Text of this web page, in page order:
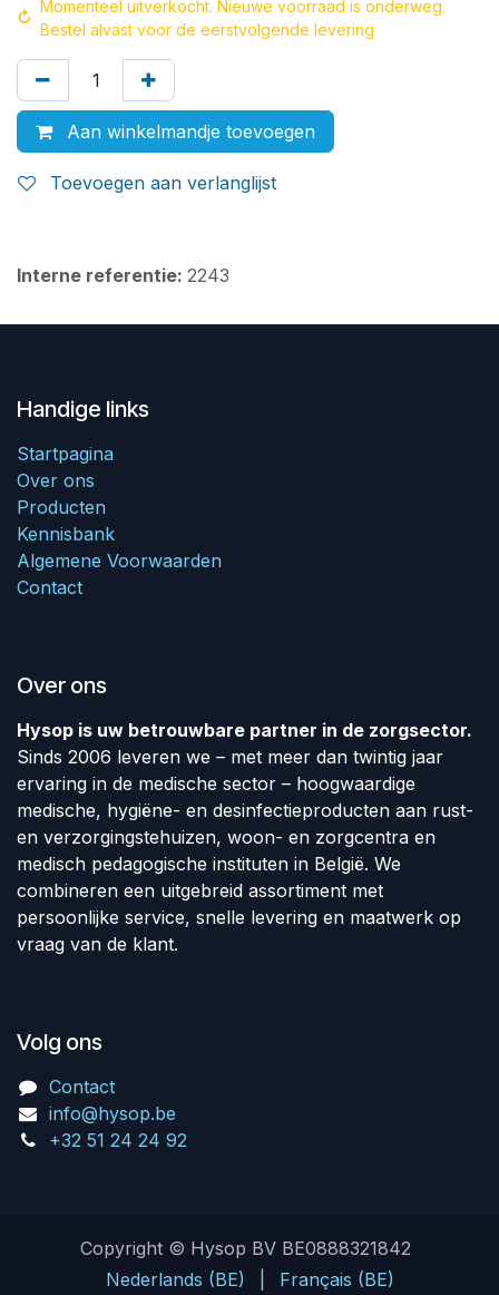
↻
Momenteel uitverkocht. Nieuwe voorraad is onderweg.
Bestel alvast voor de eerstvolgende levering
Aan winkelmandje toevoegen
Toevoegen aan verlanglijst
Interne referentie: 2243
Handige links
Startpagina
Over ons
Producten
Kennisbank
Algemene Voorwaarden
Contact
Over ons
Hysop is uw betrouwbare partner in de zorgsector.
Sinds 2006 leveren we – met meer dan twintig jaar
ervaring in de medische sector – hoogwaardige
medische, hygiëne- en desinfectieproducten aan rust-
en verzorgingstehuizen, woon- en zorgcentra en
medisch pedagogische instituten in België. We
combineren een uitgebreid assortiment met
persoonlijke service, snelle levering en maatwerk op
vraag van de klant.
Volg ons
Contact
info@hysop.be
+32 51 24 24 92
Copyright © Hysop BV BE0888321842
Nederlands (BE)
Français (BE)